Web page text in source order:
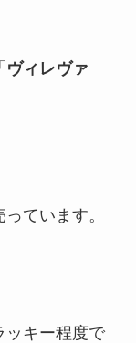
ヴィレヴァ
ています。
ッキー程度で